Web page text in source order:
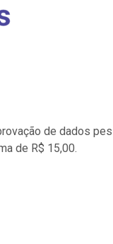
de dados
de R$ 15,00.